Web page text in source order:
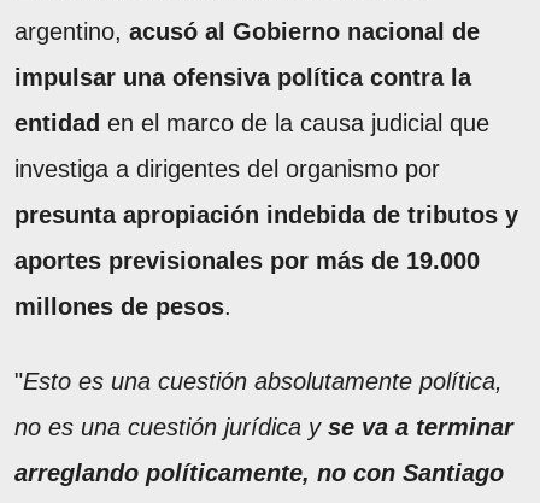
argentino, acusó al Gobierno nacional de
impulsar una ofensiva política contra la
entidad en el marco de la causa judicial que
investiga a dirigentes del organismo por
presunta apropiación indebida de tributos y
aportes previsionales por más de 19.000
millones de pesos.
"Esto es una cuestión absolutamente política,
no es una cuestión jurídica y se va a terminar
arreglando políticamente, no con Santiago